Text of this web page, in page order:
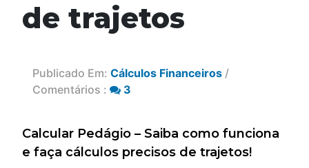
de trajetos
Publicado Em: Cálculos Financeiros /
Comentários :
3
Calcular Pedágio – Saiba como funciona
e faça cálculos precisos de trajetos!